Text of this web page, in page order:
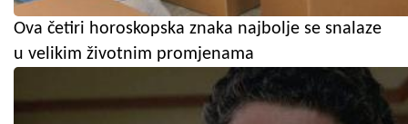
Ova četiri horoskopska znaka najbolje se snalaze
u velikim životnim promjenama